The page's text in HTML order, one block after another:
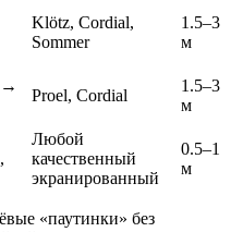
Klötz, Cordial,
Sommer
1.5–3
м
→
Proel, Cordial
1.5–3
м
Любой
качественный
экранированный
0.5–1
м
«паутинки» без